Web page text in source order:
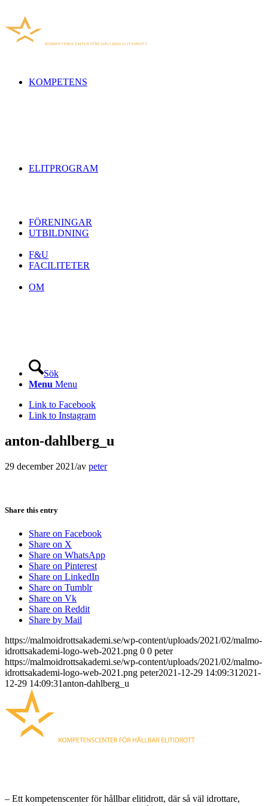
KOMPETENS
ELITPROGRAM
FÖRENINGAR
UTBILDNING
F&U
FACILITETER
OM
Sök
Menu Menu
Link to Facebook
Link to Instagram
anton-dahlberg_u
29 december 2021/av peter
Share this entry
Share on Facebook
Share on X
Share on WhatsApp
Share on Pinterest
Share on LinkedIn
Share on Tumblr
Share on Vk
Share on Reddit
Share by Mail
https://malmoidrottsakademi.se/wp-content/uploads/2021/02/malmo-
idrottsakademi-logo-web-2021.png 0 0 peter
https://malmoidrottsakademi.se/wp-content/uploads/2021/02/malmo-
idrottsakademi-logo-web-2021.png peter2021-12-29 14:09:31 2021-
12-29 14:09:31anton-dahlberg_u
– Ett kompetenscenter för hållbar elitidrott, där så väl idrottare,